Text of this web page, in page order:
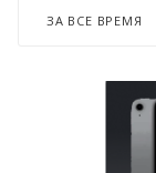
ЗА ВСЕ ВРЕМЯ